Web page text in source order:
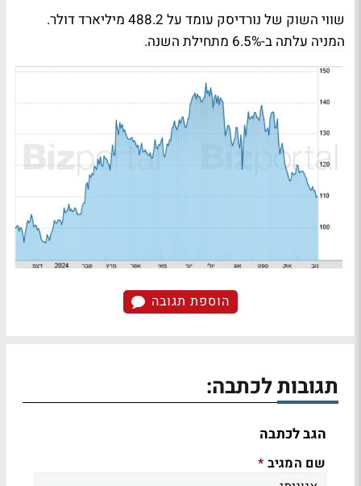
שווי השוק של נורדיסק עומד על 488.2 מיליארד דולר.
המניה עלתה ב-6.5% מתחילת השנה.
הוספת תגובה
תגובות לכתבה:
הגב לכתבה
שם המגיב *